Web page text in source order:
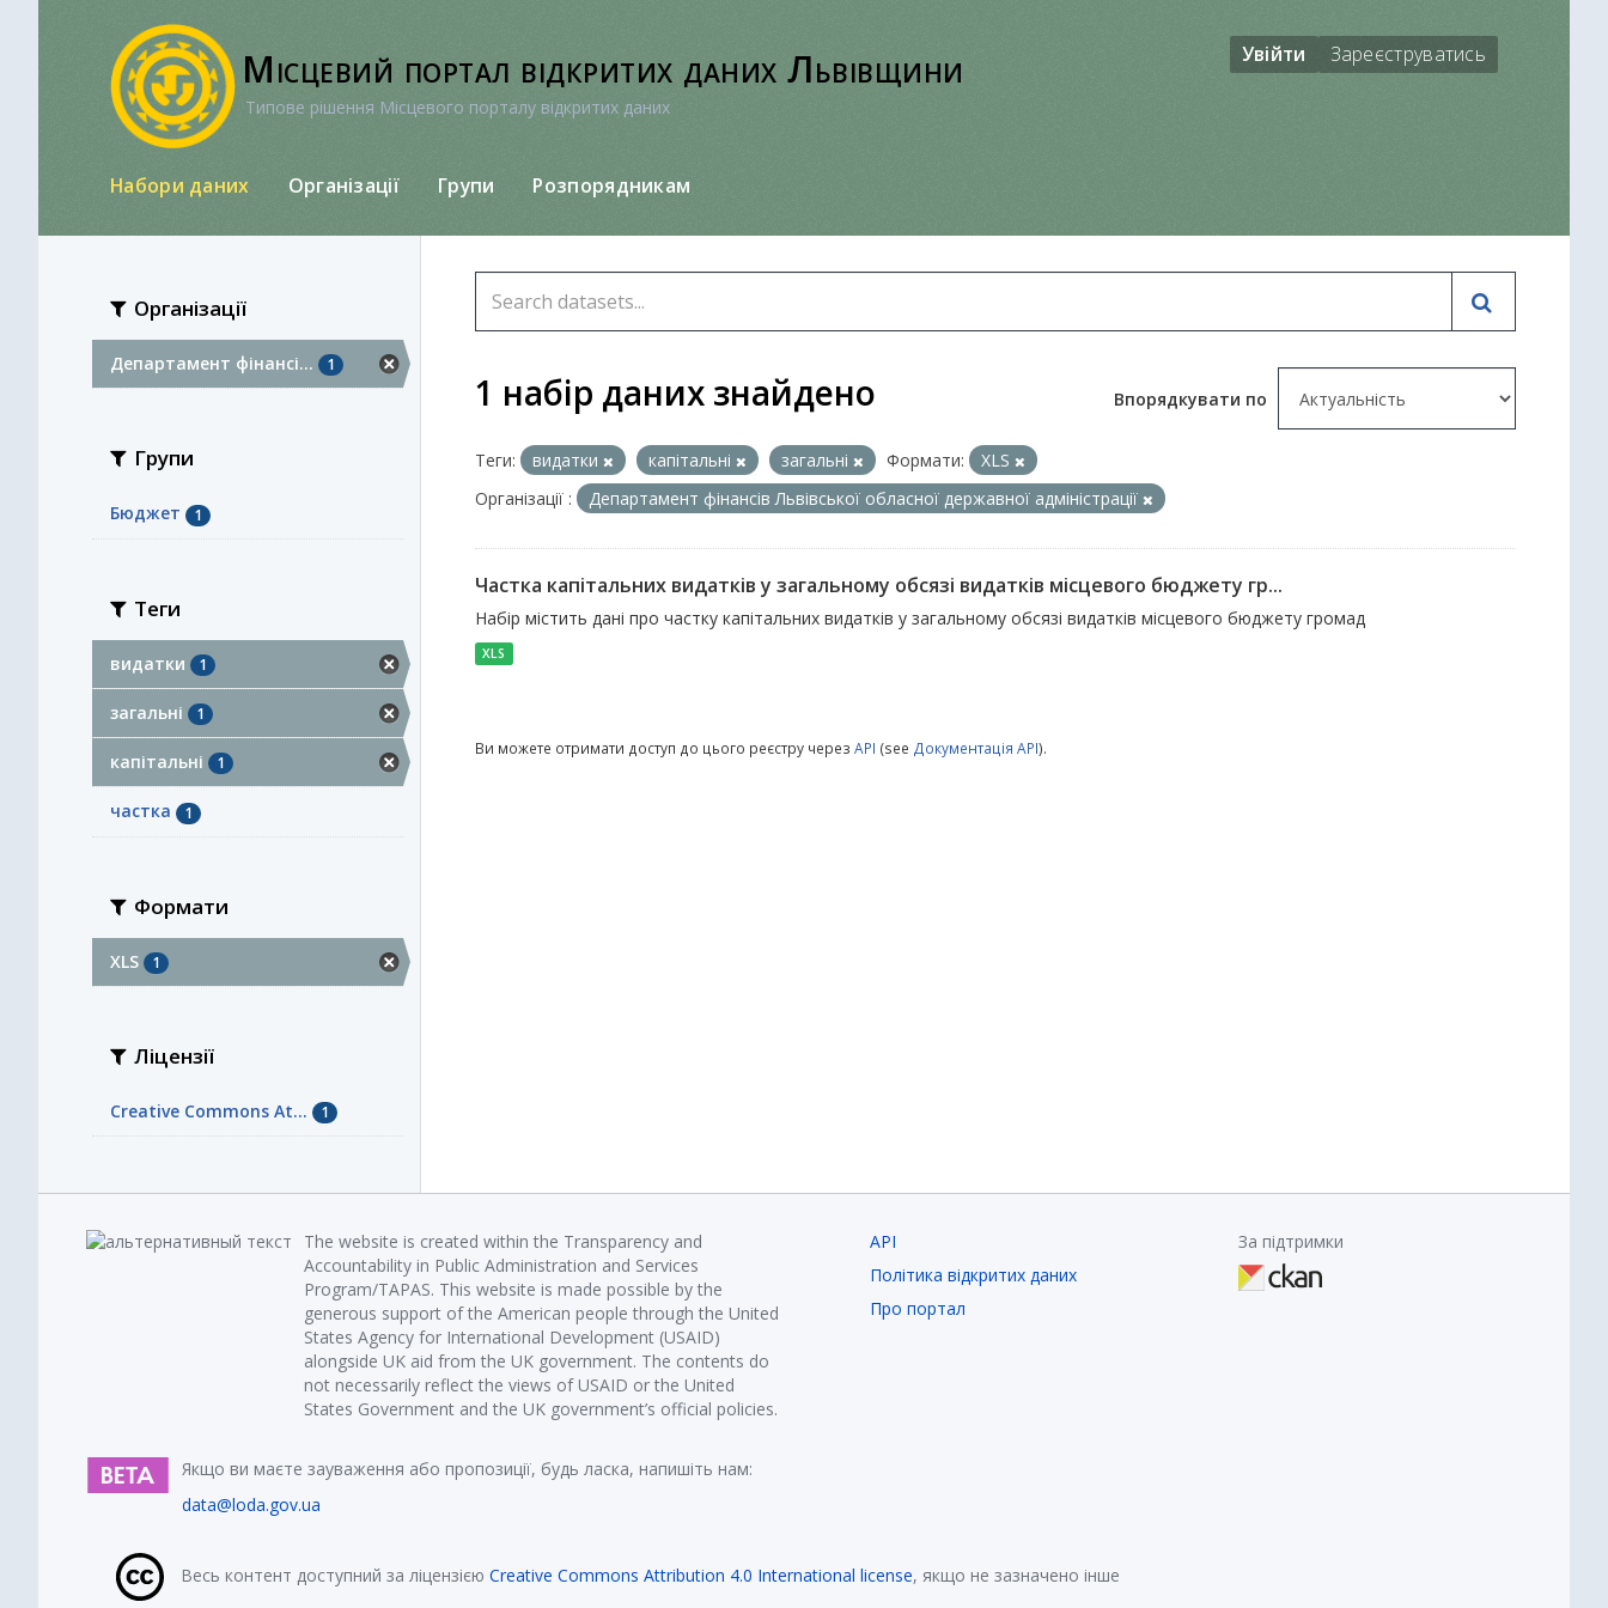
Місцевий портал відкритих даних Львівщини
Типове рішення Місцевого порталу відкритих даних
Увійти Зареєструватись
Набори даних Організації Групи Розпорядникам
Організації
Департамент фінансі... 1
Групи
Бюджет 1
Теги
видатки 1
загальні 1
капітальні 1
частка 1
Формати
XLS 1
Ліцензії
Creative Commons At... 1
Впорядкувати по
1 набір даних знайдено
Теги: видатки капітальні загальні Формати:
XLS
Організації :
Департамент фінансів Львівської обласної державної адміністрації
Частка капітальних видатків у загальному обсязі видатків місцевого бюджету гр...
Набір містить дані про частку капітальних видатків у загальному обсязі видатків місцевого бюджету громад
XLS
Ви можете отримати доступ до цього реєстру через API (see Документація API).
The website is created within the Transparency and
Accountability in Public Administration and Services
Program/TAPAS. This website is made possible by the
generous support of the American people through the United
States Agency for International Development (USAID)
alongside UK aid from the UK government. The contents do
not necessarily reflect the views of USAID or the United
States Government and the UK government’s official policies.
Якщо ви маєте зауваження або пропозиції, будь ласка, напишіть нам:
data@loda.gov.ua
API
Політика відкритих даних
Про портал
За підтримки
Весь контент доступний за ліцензією Creative Commons Attribution 4.0 International license, якщо не зазначено інше